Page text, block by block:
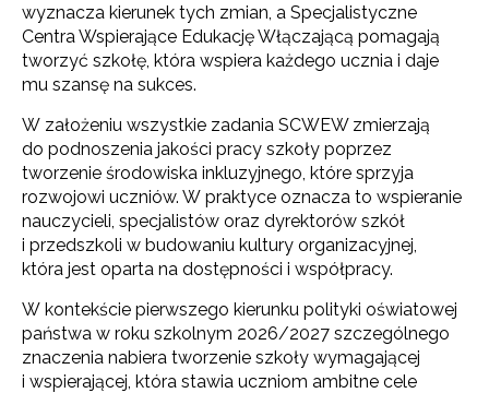
wyznacza kierunek tych zmian, a Specjalistyczne
Centra Wspierające Edukację Włączającą pomagają
tworzyć szkołę, która wspiera każdego ucznia i daje
mu szansę na sukces.
W założeniu wszystkie zadania SCWEW zmierzają
do podnoszenia jakości pracy szkoły poprzez
tworzenie środowiska inkluzyjnego, które sprzyja
rozwojowi uczniów. W praktyce oznacza to wspieranie
nauczycieli, specjalistów oraz dyrektorów szkół
i przedszkoli w budowaniu kultury organizacyjnej,
która jest oparta na dostępności i współpracy.
W kontekście pierwszego kierunku polityki oświatowej
państwa w roku szkolnym 2026/2027 szczególnego
znaczenia nabiera tworzenie szkoły wymagającej
i wspierającej, która stawia uczniom ambitne cele